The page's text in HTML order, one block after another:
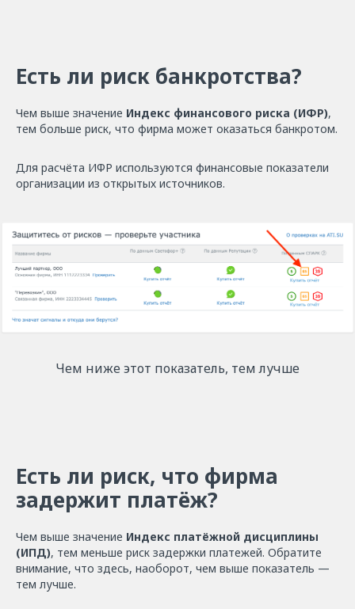
Есть ли риск банкротства?
Чем выше значение Индекс финансового риска (ИФР),
тем больше риск, что фирма может оказаться банкротом.
Для расчёта ИФР используются финансовые показатели
организации из открытых источников.
Чем ниже этот показатель, тем лучше
Есть ли риск, что фирма
задержит платёж?
Чем выше значение Индекс платёжной дисциплины
(ИПД), тем меньше риск задержки платежей. Обратите
внимание, что здесь, наоборот, чем выше показатель —
тем лучше.